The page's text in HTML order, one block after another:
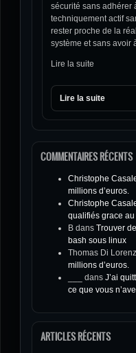
sécurité sans adhérer
techniquement actif
rester proche de la
système et sans avoir
Lire la suite
Lire la suite
COMMENTAIRES RÉCENTS
Christophe
millions d’euros.
Christophe
qualifiés grace
B dans Trouver
bash sous linux
Thomas Di
millions d’euros.
dans J’ai
ce que vous
ARTICLES RÉCENTS